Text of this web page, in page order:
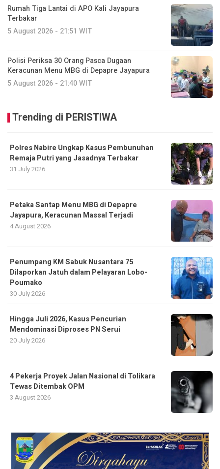
Rumah Tiga Lantai di APO Kali Jayapura
Terbakar
5 August 2026 - 21:51 WIT
Polisi Periksa 30 Orang Pasca Dugaan
Keracunan Menu MBG di Depapre Jayapura
5 August 2026 - 21:40 WIT
Trending di PERISTIWA
Polres Nabire Ungkap Kasus Pembunuhan
Remaja Putri yang Jasadnya Terbakar
31 July 2026
Petaka Santap Menu MBG di Depapre
Jayapura, Keracunan Massal Terjadi
4 August 2026
Penumpang KM Sabuk Nusantara 75
Dilaporkan Jatuh dalam Pelayaran Lobo-
Poumako
30 July 2026
Hingga Juli 2026, Kasus Pencurian
Mendominasi Diproses PN Serui
20 July 2026
4 Pekerja Proyek Jalan Nasional di Tolikara
Tewas Ditembak OPM
3 August 2026